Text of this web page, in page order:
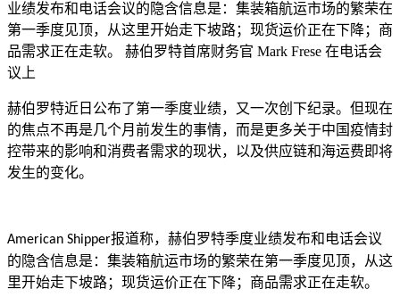
业绩发布和电话会议的隐含信息是：集装箱航运市场的繁荣在
第一季度见顶，从这里开始走下坡路；现货运价正在下降；商
品需求正在走软。 赫伯罗特首席财务官 Mark Frese 在电话会
议上
赫伯罗特近日公布了第一季度业绩，又一次创下纪录。但现在
的焦点不再是几个月前发生的事情，而是更多关于中国疫情封
控带来的影响和消费者需求的现状，以及供应链和海运费即将
发生的变化。
American Shipper报道称，赫伯罗特季度业绩发布和电话会议
的隐含信息是：集装箱航运市场的繁荣在第一季度见顶，从这
里开始走下坡路；现货运价正在下降；商品需求正在走软。